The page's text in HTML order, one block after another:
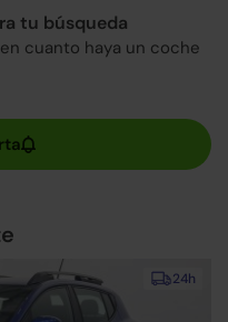
tu búsqueda
cuanto haya un coche
24h